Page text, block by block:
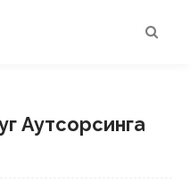
Аутсорсинга